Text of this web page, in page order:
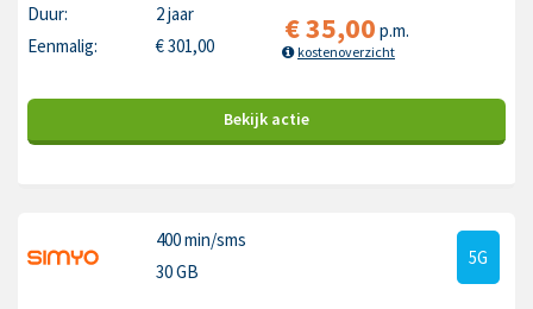
Duur:
2 jaar
Eenmalig:
€301,00 €35,00 p.m.
kostenoverzicht
Bekijk actie
400 min/sms
30 GB
5G